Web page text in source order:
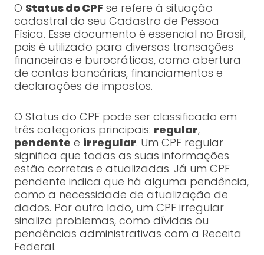
O Status do CPFse refere à situação
cadastral do seu Cadastro de Pessoa
Física. Esse documento é essencial no Brasil,
pois é utilizado para diversas transações
financeiras e burocráticas, como abertura
de contas bancárias, financiamentos e
declarações de impostos.
O Status do CPF pode ser classificado em
três categorias principais: regular,
pendente e irregular. Um CPF regular
significa que todas as suas informações
estão corretas e atualizadas. Já um CPF
pendente indica que há alguma pendência,
como a necessidade de atualização de
dados. Por outro lado, um CPF irregular
sinaliza problemas, como dívidas ou
pendências administrativas com a Receita
Federal.